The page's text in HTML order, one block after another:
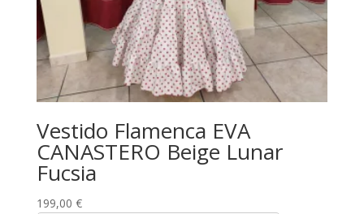
Vestido Flamenca EVA
CANASTERO Beige Lunar
Fucsia
199,00 €